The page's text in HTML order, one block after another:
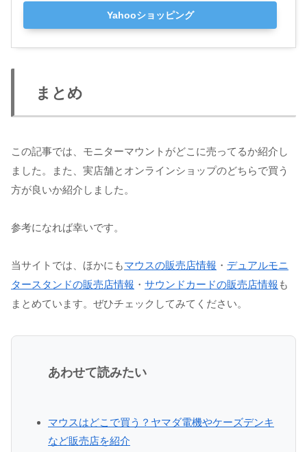
Yahooショッピング
まとめ
この記事では、モニターマウントがどこに売ってるか紹介し
ました。また、実店舗とオンラインショップのどちらで買う
方が良いか紹介しました。
参考になれば幸いです。
当サイトでは、ほかにもマウスの販売店情報 ・ デュアルモニ
タースタンドの販売店情報 ・ サウンドカードの販売店情報 も
まとめています。ぜひチェックしてみてください。
あわせて読みたい
マウスはどこで買う？ヤマダ電機やケーズデンキ
など販売店を紹介